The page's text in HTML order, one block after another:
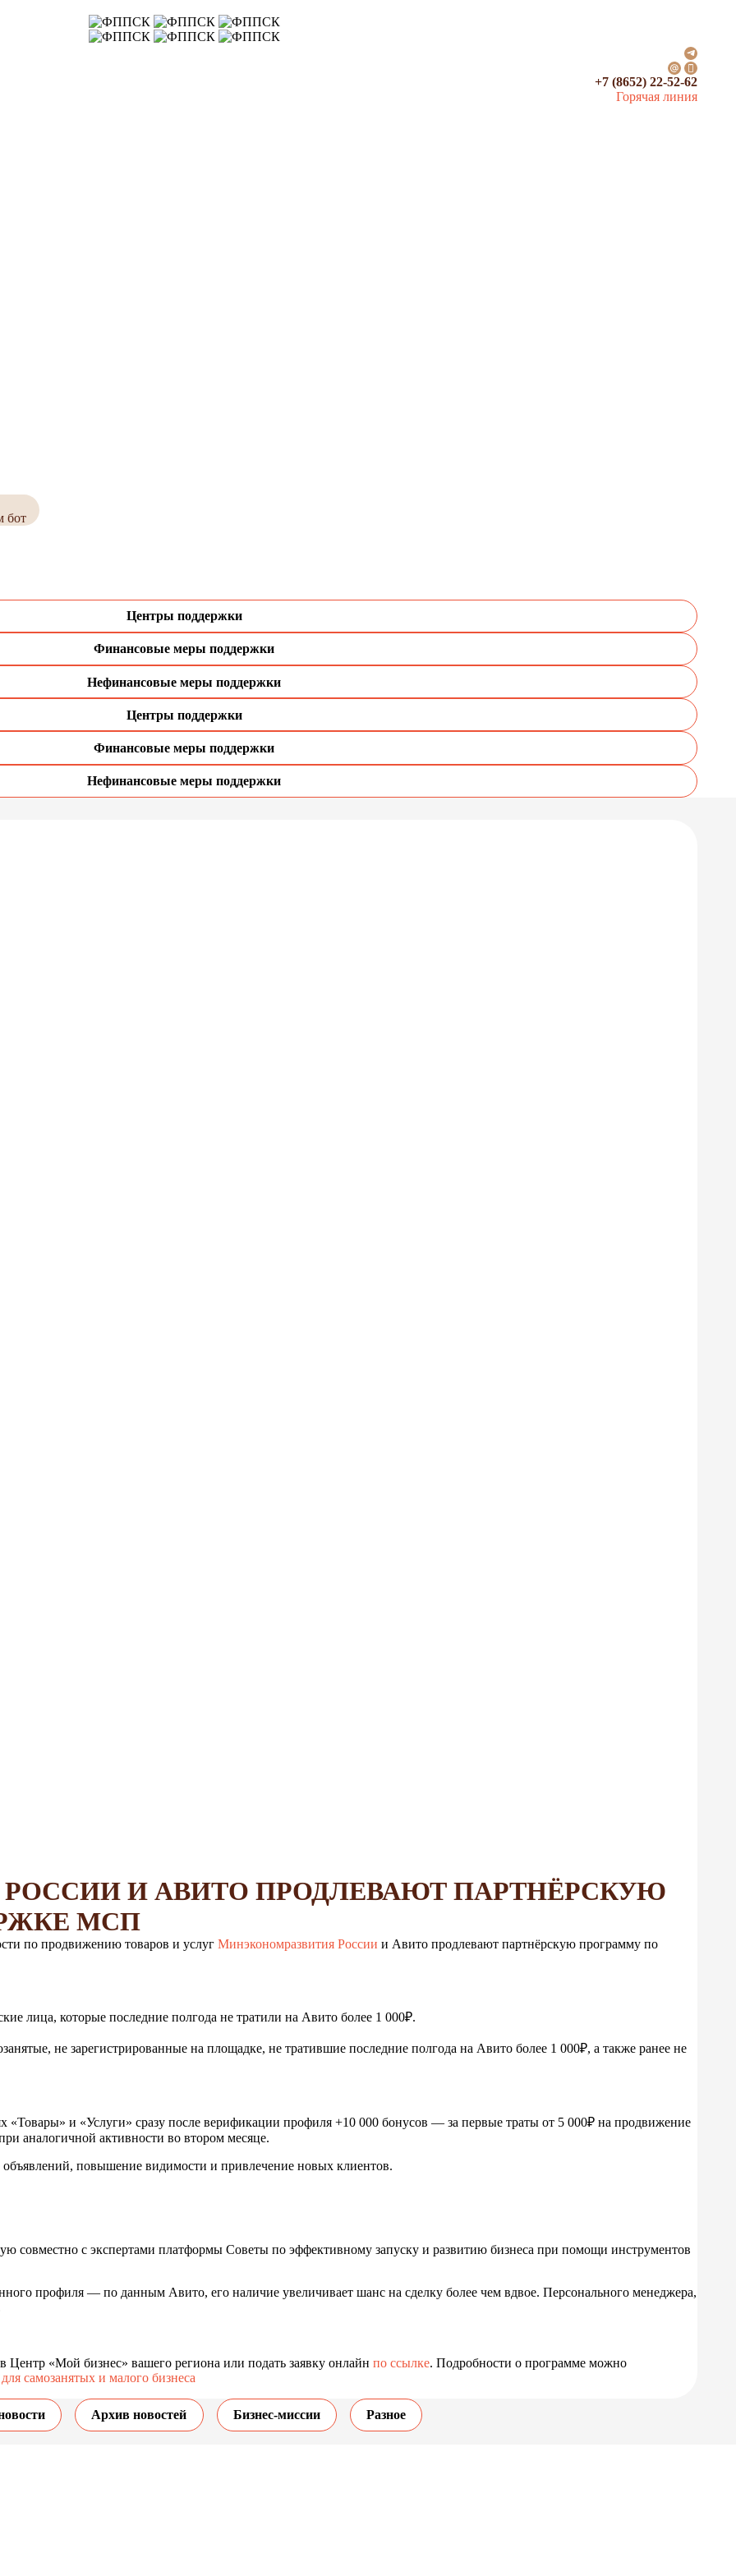
+7 (8652) 22-52-62
Горячая линия
бот
Центры поддержки
Финансовые меры поддержки
Нефинансовые меры поддержки
Центры поддержки
Финансовые меры поддержки
Нефинансовые меры поддержки
И АВИТО ПРОДЛЕВАЮТ ПАРТНЁРСКУЮ
МСП
по продвижению товаров и услугМинэкономразвития России и Авито продлевают партнёрскую программу по
лица, которые последние полгода не тратили на Авито более 1 000₽.
не зарегистрированные на площадке, не тратившие последние полгода на Авито более 1 000₽, а также ранее не
«Товары» и «Услуги» сразу после верификации профиля +10 000 бонусов — за первые траты от 5 000₽ на продвижение
аналогичной активности во втором месяце.
повышение видимости и привлечение новых клиентов.
совместно с экспертами платформы Советы по эффективному запуску и развитию бизнеса при помощи инструментов
профиля — по данным Авито, его наличие увеличивает шанс на сделку более чем вдвое. Персонального менеджера,
Центр «Мой бизнес» вашего региона или подать заявку онлайнпо ссылке. Подробности о программе можно
самозанятых и малого бизнеса
Архив новостей Бизнес-миссии Разное